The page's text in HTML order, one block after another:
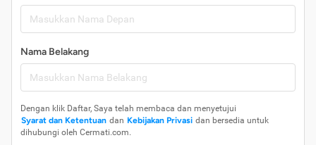
Nama Belakang
Dengan klik Daftar, Saya telah membaca dan menyetujui
Syarat dan Ketentuan dan Kebijakan Privasi dan bersedia untuk
dihubungi oleh Cermati.com.